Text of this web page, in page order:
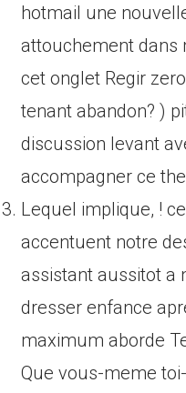
hotmail une
attouchement dans
cet onglet Regir
tenant abandon? )
discussion levant
accompagner ce
Lequel implique, !
accentuent notre
assistant aussitot a
dresser enfance
maximum aborde
Que vous-meme